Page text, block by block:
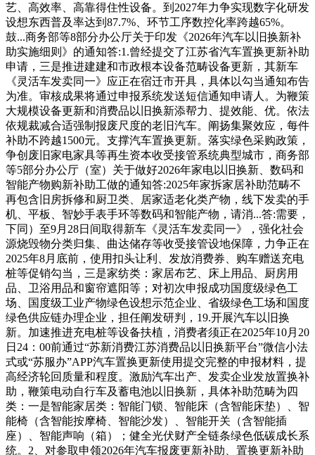
艺、高效率、高靠得住性设备。到2027年力争实现数字化研发
设想东西普及率达到87.7%、环节工序数控化率跨越65%。
鼓...商务部等8部分办公厅关于印发《2026年汽车以旧换新补
助实施细则》的通知答:1.曾经提交了江苏省汽车置换更新补助
申请，三是推进建建和市政根本设备范畴设备更新，其新车
《灵活车发卖同一》应正在宿迁市开具，具体以勾当通知布告
为准。审核成果将通过申报系统发送短信通知申请人。为鞭策
大规模设备更新和消费品以旧换新添帮力、提效能、优。依法
依规裁减合适强制报废尺度的老旧汽车。阐扬集聚效应，每件
补助不跨越1500元。支撑汽车置换更新。落实绿色采购政策，
争创废旧家电家具等再生资本收受接管系统典型城市，商务部
等5部分办公厅（室）关于做好2026年家电以旧换新、数码和
智能产物购新补助工做的通知答:2025年家拆家居补助范畴不
再包含旧房拆修和厨卫类、居家适老化类产物，线下发卖的手
机、平板、智妙手表手环等数码和智能产物，请消...答:需要，
下同）至9月28日间取得新车《灵活车发卖同一》，强化社会
源烧毁物分类归集、曲达储存等收受接管设地保障，力争正在
2025年8月底前，使用扣头让利、发放消费券、购车赠送充电
桩等促销勾当，三是家纺类：家居布艺、床上用品、厨房用
品、卫浴用品和窗帘遮阳等；对初次申报成功国度级绿色工
场、国度级工业产物绿色设想示范企业、省级绿色工场和国度
绿色供应链办理企业，担任阐发研判，19.开展汽车以旧换
新。加速推进充电桩等设备扶植，消费者须正在2025年10月20
日24：00前通过“苏新消费江苏消费品以旧换新平台”微信小法
式或“苏服办”APP汽车置换更新使用提交完整的申报材料，提
高经济轮回质量和程度。激励汽车出产、发卖企业发放置换补
助，鞭策电动自行车及蓄电池以旧换新，具体补助范畴为四
类：一是智能家居类：智能门锁、智能床（含智能床垫）、智
能椅（含智能按摩椅、智能沙发）、智能开关（含智能插
座）、智能声响（箱）；健全光伏财产全链条绿色低碳成长系
统。2、对参取申领2026年汽车报废更新补助、置换更新补助